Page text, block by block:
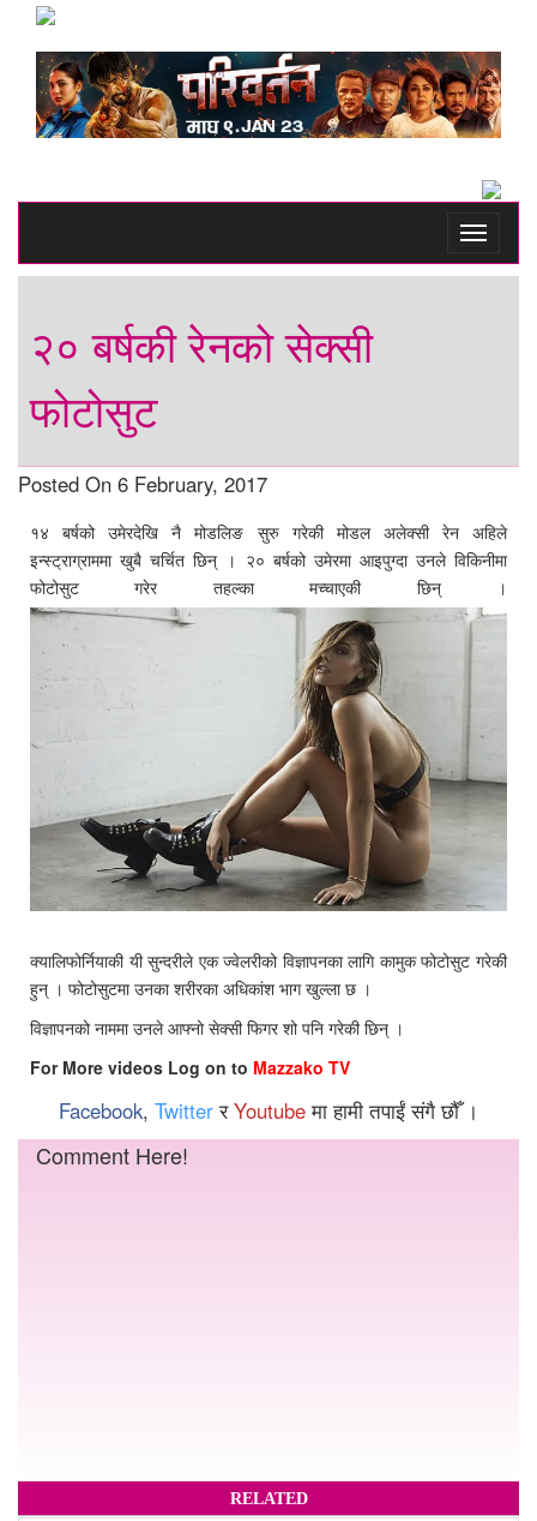
Toggle
२० बर्षकी रेनको सेक्सी
फोटोसुट
Posted On 6 February, 2017
१४ बर्षको उमेरदेखि नै मोडलिङ सुरु गरेकी मोडल अलेक्सी रेन अहिले
इन्स्ट्राग्राममा खुबै चर्चित छिन् । २० बर्षको उमेरमा आइपुग्दा उनले विकिनीमा
फोटोसुट गरेर तहल्का मच्चाएकी छिन् ।
क्यालिफोर्नियाकी यी सुन्दरीले एक ज्वेलरीको विज्ञापनका लागि कामुक फोटोसुट गरेकी
हुन् । फोटोसुटमा उनका शरीरका अधिकांश भाग खुल्ला छ ।
विज्ञापनको नाममा उनले आफ्नो सेक्सी फिगर शो पनि गरेकी छिन् ।
For More videos Log on to Mazzako TV
Facebook, TwitterरYoutubeमा हामी तपाईं संगै छौँ ।
Comment Here!
RELATED